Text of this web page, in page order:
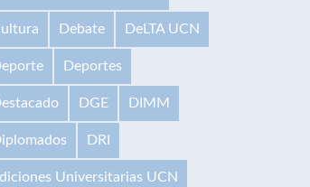
Debate DeLTA UCN
Deportes
DGE DIMM
DRI
Universitarias UCN